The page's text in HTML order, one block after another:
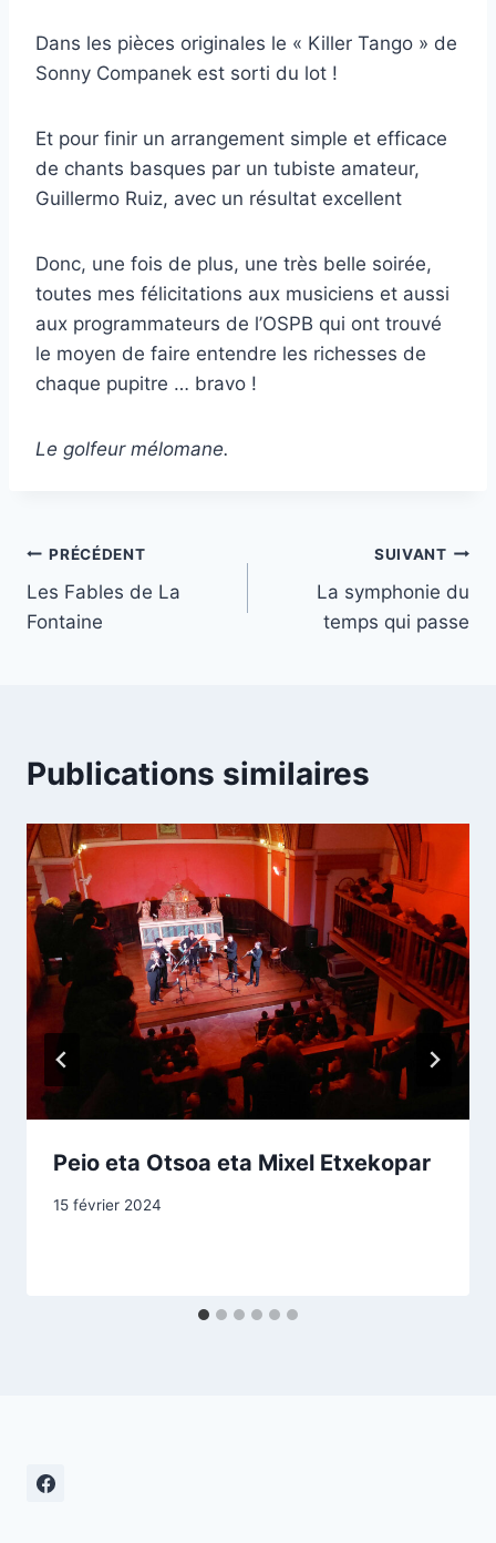
Dans les pièces originales le « Killer Tango » de
Sonny Companek est sorti du lot !
Et pour finir un arrangement simple et efficace
de chants basques par un tubiste amateur,
Guillermo Ruiz, avec un résultat excellent
Donc, une fois de plus, une très belle soirée,
toutes mes félicitations aux musiciens et aussi
aux programmateurs de l’OSPB qui ont trouvé
le moyen de faire entendre les richesses de
chaque pupitre … bravo !
Le golfeur mélomane.
Navigation
de
PRÉCÉDENT
Les Fables de La
Fontaine
SUIVANT
La symphonie du
temps qui passe
Publications similaires
Peio eta Otsoa eta Mixel Etxekopar
15 février 2024